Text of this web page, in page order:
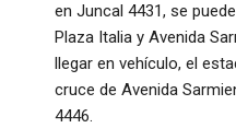
en Juncal 4431, se
Plaza Italia y Avenida
llegar en vehículo, el
cruce de Avenida
4446.